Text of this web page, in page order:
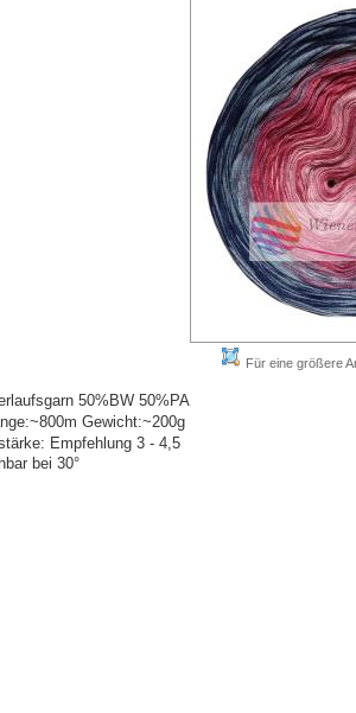
Für eine größere
50%BW 50%PA
Gewicht:~200g
Empfehlung 3 - 4,5
bei 30°